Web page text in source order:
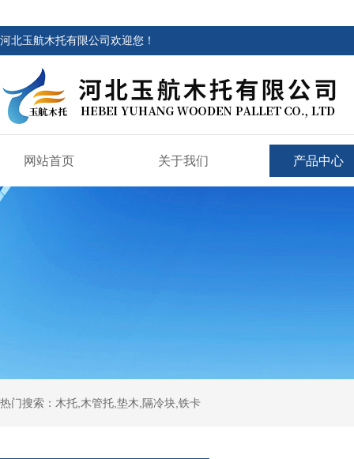
河北玉航木托有限公司欢迎您！
网站首页 关于我们 产品中心
热门搜索：木托,木管托,垫木,隔冷块,铁卡